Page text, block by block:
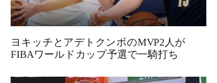
ヨキッチとアデトクンボのMVP2人が
FIBAワールドカップ予選で一騎打ち